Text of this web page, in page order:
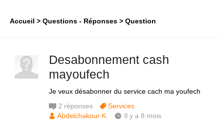
Accueil Questions - Réponses Question
Desabonnement cash
mayoufech
Je veux désabonner du service cach ma youfech
2 réponses
Services
Abdelchakour K.
Il y a 8 mois